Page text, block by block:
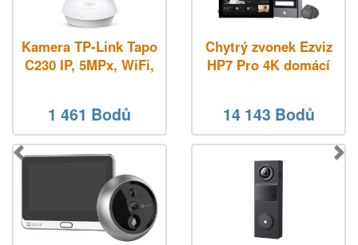
Kamera TP-Link Tapo
C230 IP, 5MPx, WiFi,
1 461 Bodů
Chytrý zvonek Ezviz
HP7 Pro 4K domácí
14 143 Bodů